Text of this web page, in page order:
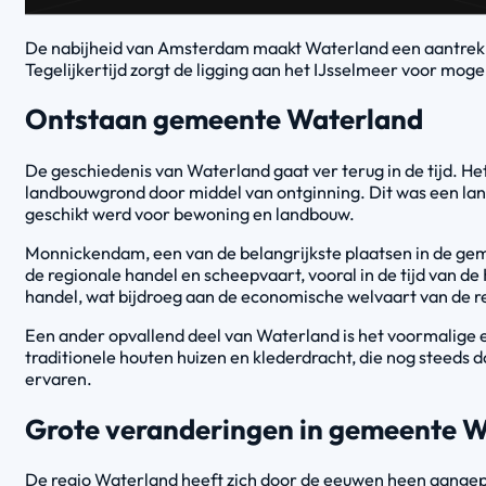
De nabijheid van Amsterdam maakt Waterland een
Tegelijkertijd zorgt de ligging aan het IJsselmeer voor
Ontstaan gemeente Waterland
De geschiedenis van Waterland gaat ver terug in de tijd.
landbouwgrond door middel van ontginning. Dit was een
geschikt werd voor bewoning en landbouw.
Monnickendam, een van de belangrijkste plaatsen in de
de regionale handel en scheepvaart, vooral in de tijd van
handel, wat bijdroeg aan de economische welvaart van de
Een ander opvallend deel van Waterland is het
traditionele houten huizen en klederdracht, die nog steeds
ervaren.
Grote veranderingen in gemeente
De regio Waterland heeft zich door de eeuwen heen